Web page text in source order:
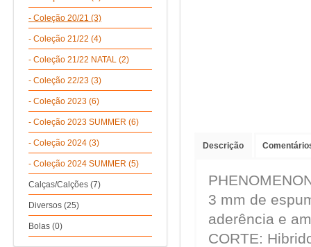
- Coleção 20/21 (3)
- Coleção 21/22 (4)
- Coleção 21/22 NATAL (2)
- Coleção 22/23 (3)
- Coleção 2023 (6)
- Coleção 2023 SUMMER (6)
- Coleção 2024 (3)
- Coleção 2024 SUMMER (5)
Calças/Calções (7)
Diversos (25)
Bolas (0)
Descrição
3 mm de
aderência e
CORTE: